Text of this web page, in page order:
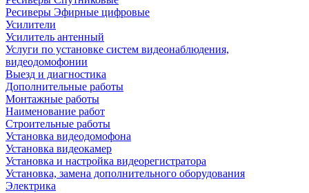
Ресиверы Эфирные цифровые
Усилители
Усилитель антенный
Услуги по установке систем видеонаблюдения,
видеодомофонии
Выезд и диагностика
Дополнительные работы
Монтажные работы
Наименование работ
Строительные работы
Установка видеодомофона
Установка видеокамер
Установка и настройка видеорегистратора
Установка, замена дополнительного оборудования
Электрика